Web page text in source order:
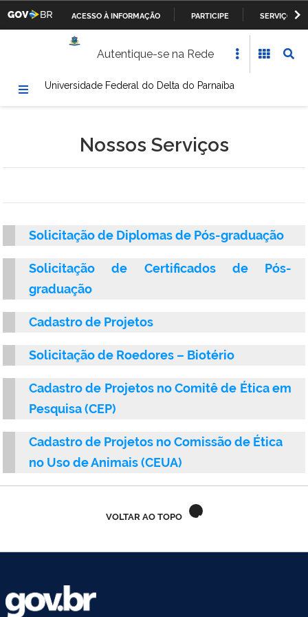
PARA
CONTEÚDO
ACESSO À INFORMAÇÃO PARTICIPE
SERVIÇOS
Ministério da Defesa
Ministério da Agricultura, Pecuária e Abastecimento
Ministério da Educação
Ministério da Cultura
Ministério do Trabalho
Ministério do Desenvolvimento Social
Ministério da Saúde
Ministério de Minas e Energia
Ministério do Planejamento, Desenvolvimento e Gestão
Ministério da Ciência, Tecnologia, Inovações e Comunicações
Ministério do Meio Ambiente
Ministério do Esporte
Autentique-se na Rede
Universidade Federal do Delta do Parnaíba
Nossos Serviços
Solicitação de Diplomas de Pós-graduação
Solicitação de Certificados de Pós-
graduação
Cadastro de Projetos
Solicitação de Roedores – Biotério
Cadastro de Projetos no Comitê de Ética em
Pesquisa (CEP)
Cadastro de Projetos no Comissão de Ética
no Uso de Animais (CEUA)
VOLTAR AO TOPO